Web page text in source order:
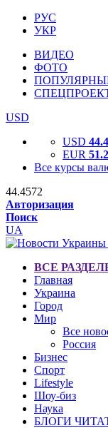
РУС
УКР
ВИДЕО
ФОТО
USD
USD
EUR
Все курсы
44.4572
Авторизация
Поиск
UA
ВСЕ
Главная
Украина
Город
Мир
Все
Россия
Бизнес
Спорт
Lifestyle
Шоу-биз
Наука
БЛОГИ